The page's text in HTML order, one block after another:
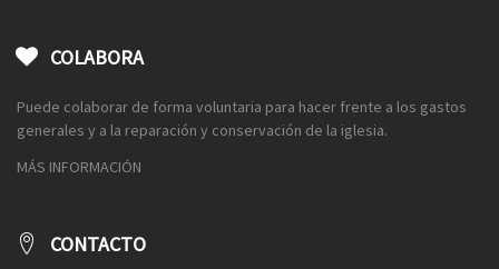
COLABORA
Puede colaborar de forma voluntaria para hacer frente a los gastos
generales y a la reparación y conservación de la iglesia.
MÁS INFORMACIÓN
CONTACTO